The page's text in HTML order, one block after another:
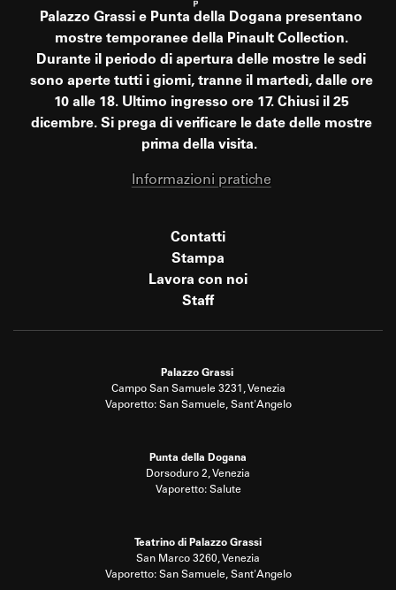
Palazzo Grassi e Punta della Dogana presentano
mostre temporanee della Pinault Collection.
Durante il periodo di apertura delle mostre le sedi
sono aperte tutti i giorni, tranne il martedì, dalle ore
10 alle 18. Ultimo ingresso ore 17. Chiusi il 25
dicembre. Si prega di verificare le date delle mostre
prima della visita.
Informazioni pratiche
Contatti
Stampa
Lavora con noi
Staff
Palazzo Grassi
Campo San Samuele 3231, Venezia
Vaporetto: San Samuele, Sant'Angelo
Punta della Dogana
Dorsoduro 2, Venezia
Vaporetto: Salute
Teatrino di Palazzo Grassi
San Marco 3260, Venezia
Vaporetto: San Samuele, Sant'Angelo